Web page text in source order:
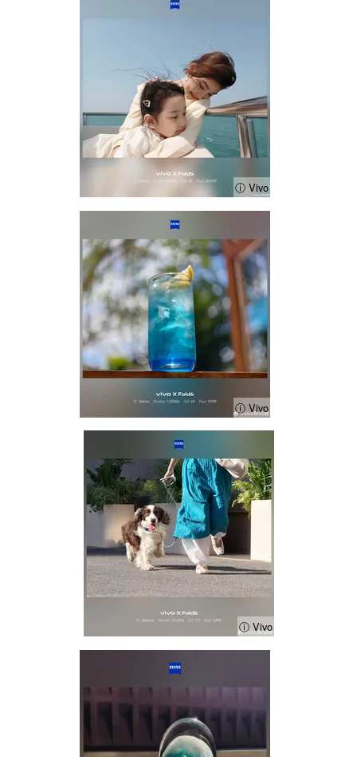
ⓘ Vivo
ⓘ Vivo
ⓘ Vivo